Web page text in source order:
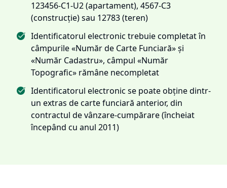
123456-C1-U2 (apartament), 4567-C3
(construcție) sau 12783 (teren)
Identificatorul electronic trebuie completat în
câmpurile «Număr de Carte Funciară» și
«Număr Cadastru», câmpul «Număr
Topografic» rămâne necompletat
Identificatorul electronic se poate obține dintr-
un extras de carte funciară anterior, din
contractul de vânzare-cumpărare (încheiat
începând cu anul 2011)